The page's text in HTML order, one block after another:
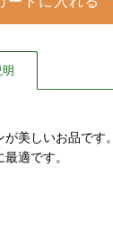
美しいお品です。
適です。